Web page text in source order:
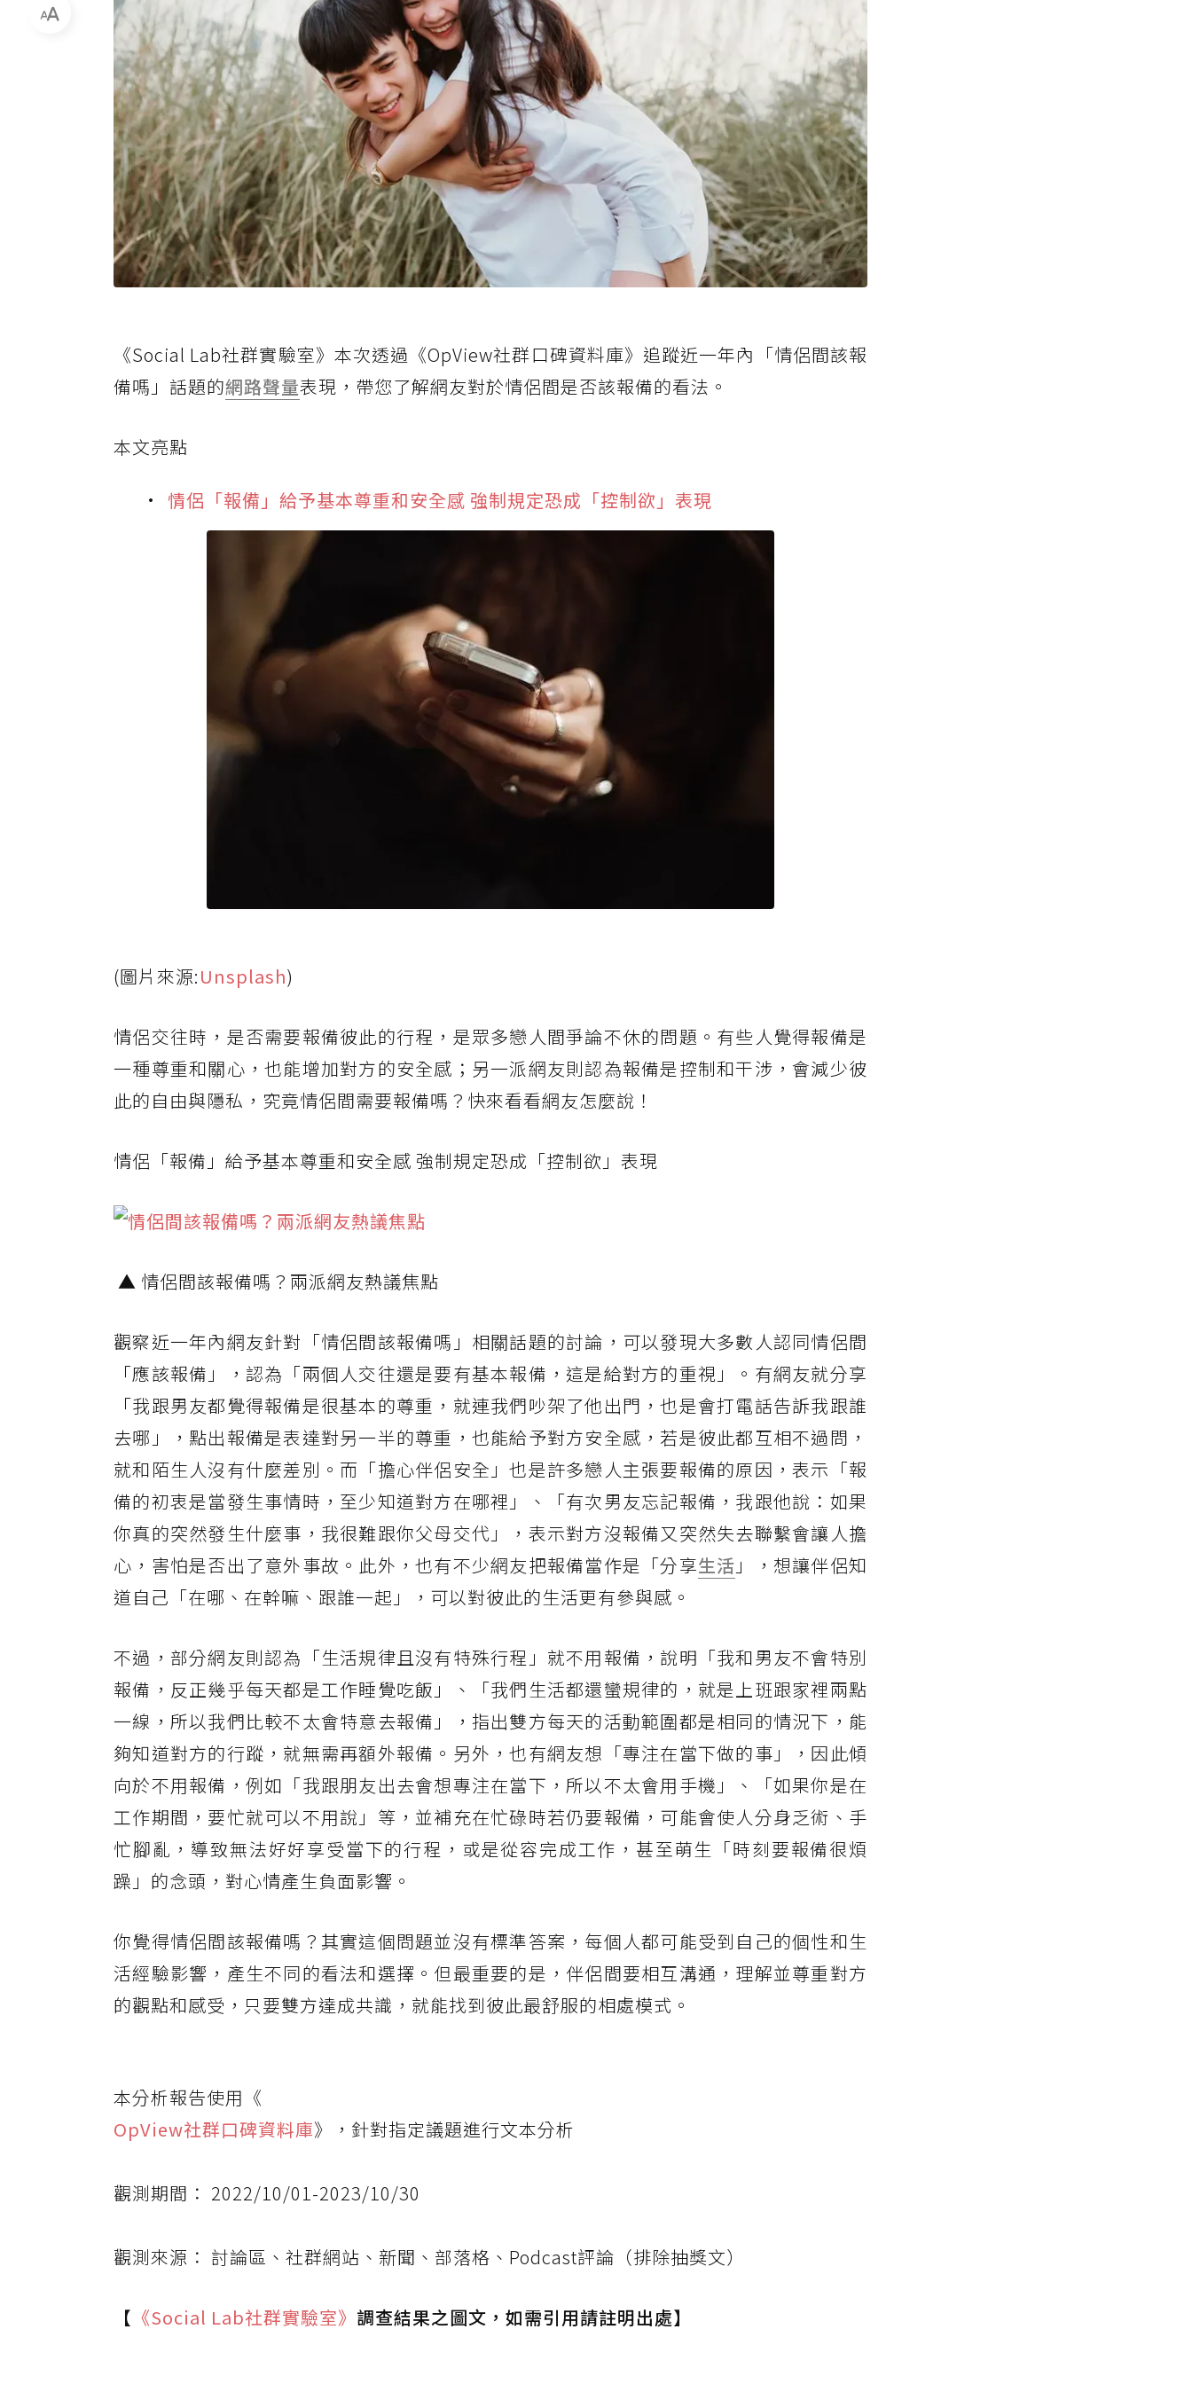
《Social Lab社群實驗室》本次透過《OpView社群口碑資料庫》追蹤近一年內「情侶間該報
備嗎」話題的網路聲量表現，帶您了解網友對於情侶間是否該報備的看法。
本文亮點
情侶「報備」給予基本尊重和安全感 強制規定恐成「控制欲」表現
(圖片來源:Unsplash)
情侶交往時，是否需要報備彼此的行程，是眾多戀人間爭論不休的問題。有些人覺得報備是
一種尊重和關心，也能增加對方的安全感；另一派網友則認為報備是控制和干涉，會減少彼
此的自由與隱私，究竟情侶間需要報備嗎？快來看看網友怎麼說！
情侶「報備」給予基本尊重和安全感 強制規定恐成「控制欲」表現
▲ 情侶間該報備嗎？兩派網友熱議焦點
觀察近一年內網友針對「情侶間該報備嗎」相關話題的討論，可以發現大多數人認同情侶間
「應該報備」，認為「兩個人交往還是要有基本報備，這是給對方的重視」。有網友就分享
「我跟男友都覺得報備是很基本的尊重，就連我們吵架了他出門，也是會打電話告訴我跟誰
去哪」，點出報備是表達對另一半的尊重，也能給予對方安全感，若是彼此都互相不過問，
就和陌生人沒有什麼差別。而「擔心伴侶安全」也是許多戀人主張要報備的原因，表示「報
備的初衷是當發生事情時，至少知道對方在哪裡」、「有次男友忘記報備，我跟他說：如果
你真的突然發生什麼事，我很難跟你父母交代」，表示對方沒報備又突然失去聯繫會讓人擔
心，害怕是否出了意外事故。此外，也有不少網友把報備當作是「分享生活 」，想讓伴侶知
道自己「在哪、在幹嘛、跟誰一起」，可以對彼此的生活更有參與感。
不過，部分網友則認為「生活規律且沒有特殊行程」就不用報備，說明「我和男友不會特別
報備，反正幾乎每天都是工作睡覺吃飯」、「我們生活都還蠻規律的，就是上班跟家裡兩點
一線，所以我們比較不太會特意去報備」，指出雙方每天的活動範圍都是相同的情況下，能
夠知道對方的行蹤，就無需再額外報備。另外，也有網友想「專注在當下做的事」，因此傾
向於不用報備，例如「我跟朋友出去會想專注在當下，所以不太會用手機」、「如果你是在
工作期間，要忙就可以不用說」等，並補充在忙碌時若仍要報備，可能會使人分身乏術、手
忙腳亂，導致無法好好享受當下的行程，或是從容完成工作，甚至萌生「時刻要報備很煩
躁」的念頭，對心情產生負面影響。
你覺得情侶間該報備嗎？其實這個問題並沒有標準答案，每個人都可能受到自己的個性和生
活經驗影響，產生不同的看法和選擇。但最重要的是，伴侶間要相互溝通，理解並尊重對方
的觀點和感受，只要雙方達成共識，就能找到彼此最舒服的相處模式。
本分析報告使用《
OpView社群口碑資料庫》，針對指定議題進行文本分析
觀測期間： 2022/10/01-2023/10/30
觀測來源： 討論區、社群網站、新聞、部落格、Podcast評論（排除抽獎文）
【 《Social Lab社群實驗室》 調查結果之圖文，如需引用請註明出處】